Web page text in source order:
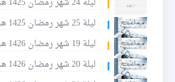
ليلة 25 شهر رمضان 1425 هجرية
ليلة 19 شهر رمضان 1426 هجرية (ليلة القدر)
ليلة 20 شهر رمضان 1426 هجرية